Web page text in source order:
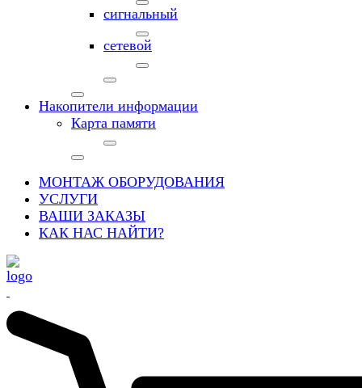
сигнальный
сетевой
Накопители информации
Карта памяти
МОНТАЖ ОБОРУДОВАНИЯ
УСЛУГИ
ВАШИ ЗАКАЗЫ
КАК НАС НАЙТИ?